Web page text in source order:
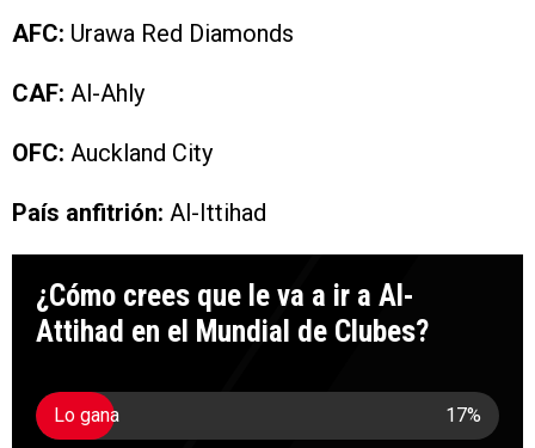
AFC: Urawa Red Diamonds
CAF: Al-Ahly
OFC: Auckland City
País anfitrión: Al-Ittihad
¿Cómo crees que le va a ir a Al-
Attihad en el Mundial de Clubes?
Lo gana 17%